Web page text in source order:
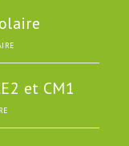
et CM1